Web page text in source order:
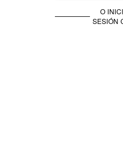
O
SESIÓN